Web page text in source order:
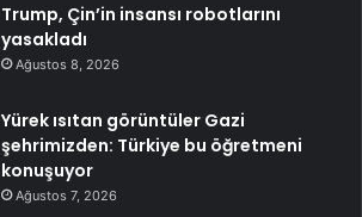
Trump, Çin’in insansı robotlarını
yasakladı
Ağustos 8, 2026
Yürek ısıtan görüntüler Gazi
şehrimizden: Türkiye bu öğretmeni
konuşuyor
Ağustos 7, 2026